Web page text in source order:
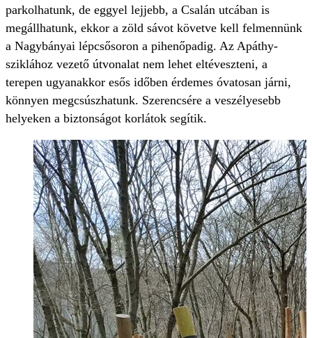
parkolhatunk, de eggyel lejjebb, a Csalán utcában is
megállhatunk, ekkor a zöld sávot követve kell felmennünk
a Nagybányai lépcsősoron a pihenőpadig. Az Apáthy-
sziklához vezető útvonalat nem lehet eltéveszteni, a
terepen ugyanakkor esős időben érdemes óvatosan járni,
könnyen megcsúszhatunk. Szerencsére a veszélyesebb
helyeken a biztonságot korlátok segítik.